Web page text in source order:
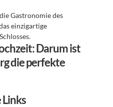
Gastronomie des
einzigartige
Darum ist
die perfekte